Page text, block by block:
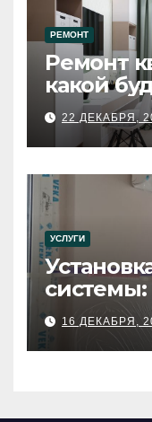
РЕМОНТ
Ремонт
какой
22 ДЕКАБРЯ,
УСЛУГИ
16 ДЕКАБРЯ,